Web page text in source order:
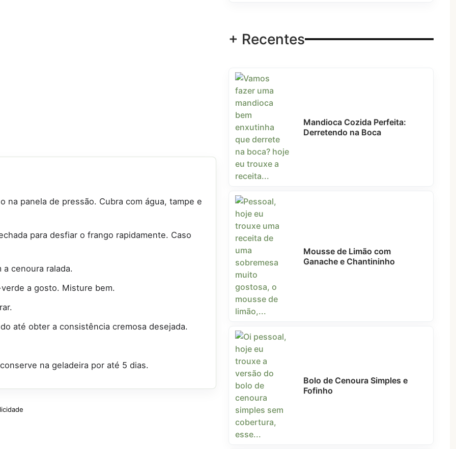
panela de pressão. Cubra com água, tampe e
para desfiar o frango rapidamente. Caso
cenoura ralada.
a gosto. Misture bem.
até obter a consistência cremosa desejada.
na geladeira por até 5 dias.
+ Recentes
Mandioca Cozida Perfeita:
Derretendo na Boca
Mousse de Limão com
Ganache e Chantininho
Bolo de Cenoura Simples e
Fofinho